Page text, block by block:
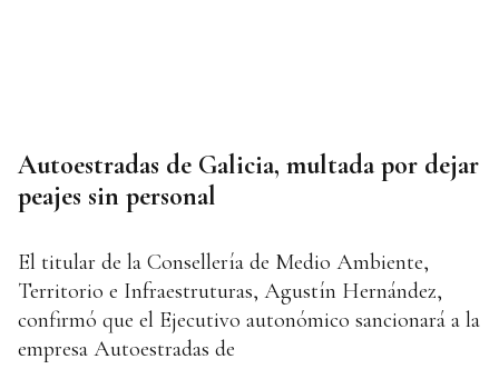
Autoestradas de Galicia, multada por dejar
peajes sin personal
El titular de la Consellería de Medio Ambiente,
Territorio e Infraestruturas, Agustín Hernández,
confirmó que el Ejecutivo autonómico sancionará a la
empresa Autoestradas de